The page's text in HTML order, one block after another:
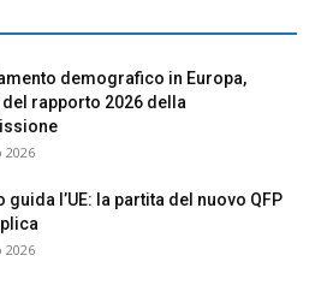
demografico in Europa,
rapporto 2026 della
2026
guida l’UE: la partita del nuovo QFP
2026